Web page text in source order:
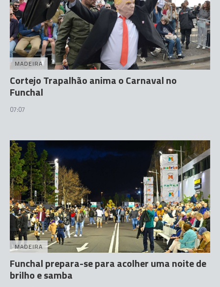
MADEIRA
Cortejo Trapalhão anima o Carnaval no
Funchal
07:07
MADEIRA
Funchal prepara-se para acolher uma noite de
brilho e samba